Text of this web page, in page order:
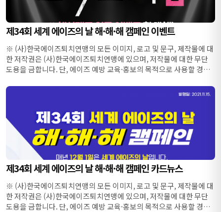
제34회 세계 에이즈의 날 해·해·해 캠페인 이벤트
※ (사)한국에이즈퇴치연맹의 모든 이미지, 로고 및 문구, 제작물에 대
한 저작권은 (사)한국에이즈퇴치연맹에 있으며, 저작물에 대한 무단
도용을 금합니다. 단, 에이즈 예방 교육·홍보의 목적으로 사용할 경우,
제34회 세계 에이즈의 날 해·해·해 캠페인 카드뉴스
※ (사)한국에이즈퇴치연맹의 모든 이미지, 로고 및 문구, 제작물에 대
한 저작권은 (사)한국에이즈퇴치연맹에 있으며, 저작물에 대한 무단
도용을 금합니다. 단, 에이즈 예방 교육·홍보의 목적으로 사용할 경우,